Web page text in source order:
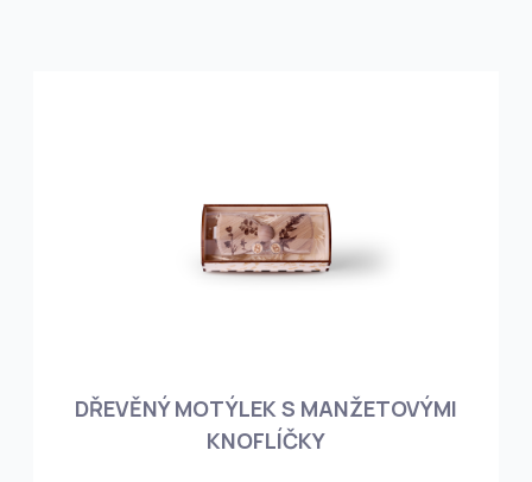
DŘEVĚNÝ MOTÝLEK S MANŽETOVÝMI
KNOFLÍČKY